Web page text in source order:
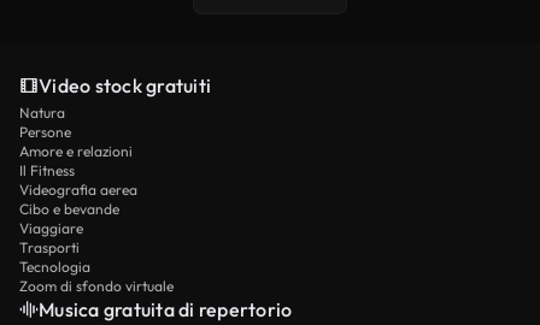
Video stock gratuiti
Natura
Persone
Amore e relazioni
Il Fitness
Videografia aerea
Cibo e bevande
Viaggiare
Trasporti
Tecnologia
Zoom di sfondo virtuale
Musica gratuita di repertorio